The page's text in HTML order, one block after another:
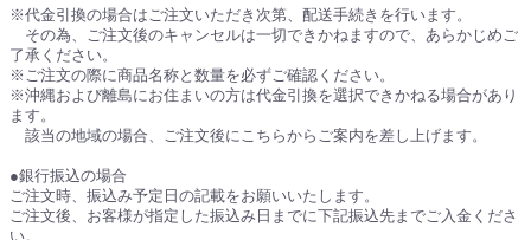
※代金引換の場合はご注文いただき次第、配送手続きを行います。
その為、ご注文後のキャンセルは一切できかねますので、あらかじめご
了承ください。
※ご注文の際に商品名称と数量を必ずご確認ください。
※沖縄および離島にお住まいの方は代金引換を選択できかねる場合があり
ます。
該当の地域の場合、ご注文後にこちらからご案内を差し上げます。
●銀行振込の場合
ご注文時、振込み予定日の記載をお願いいたします。
ご注文後、お客様が指定した振込み日までに下記振込先までご入金くださ
い。